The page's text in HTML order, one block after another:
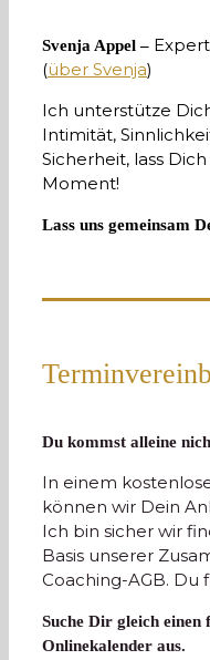
Svenja Appel –
(über Svenja)
Ich unterstütze
Intimität,
Sicherheit, lass
Moment!
Lass uns gemeinsam
Du kommst alleine
In einem
können wir Dein
Ich bin sicher wir
Basis unserer
Coaching-AGB. Du
Suche Dir gleich
Onlinekalender aus.